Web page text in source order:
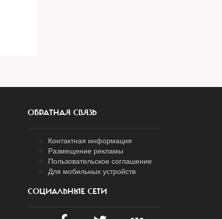
ОБРАТНАЯ СВЯЗЬ
Контактная информация
Размещение рекламы
Пользовательское соглашение
Для мобильных устройств
СОЦИАЛЬНЫЕ СЕТИ